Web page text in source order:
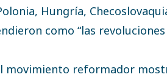
Hungría,
como “las revoluciones
movimiento reformador